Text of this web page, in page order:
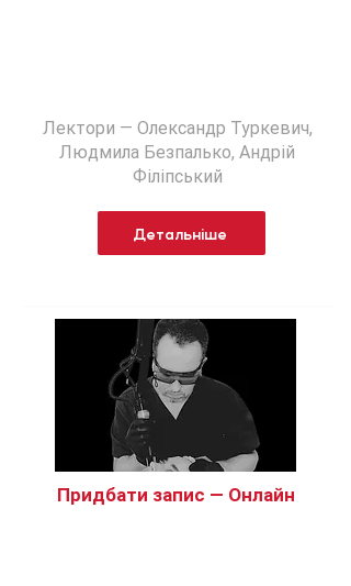
Лектори — Олександр Туркевич,
Людмила Безпалько, Андрій
Філіпський
Детальніше
Придбати запис — Онлайн